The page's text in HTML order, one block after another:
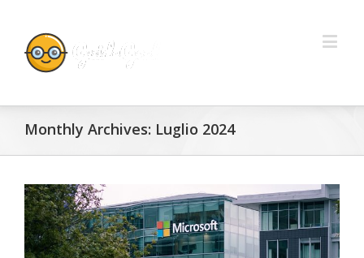
Monthly Archives: Luglio 2024